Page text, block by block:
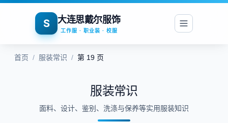
S 大连思戴尔服饰
工作服 · 职业装 · 校服
首页 / 服装常识 / 第 19 页
服装常识
面料、设计、鉴别、洗涤与保养等实用服装知识